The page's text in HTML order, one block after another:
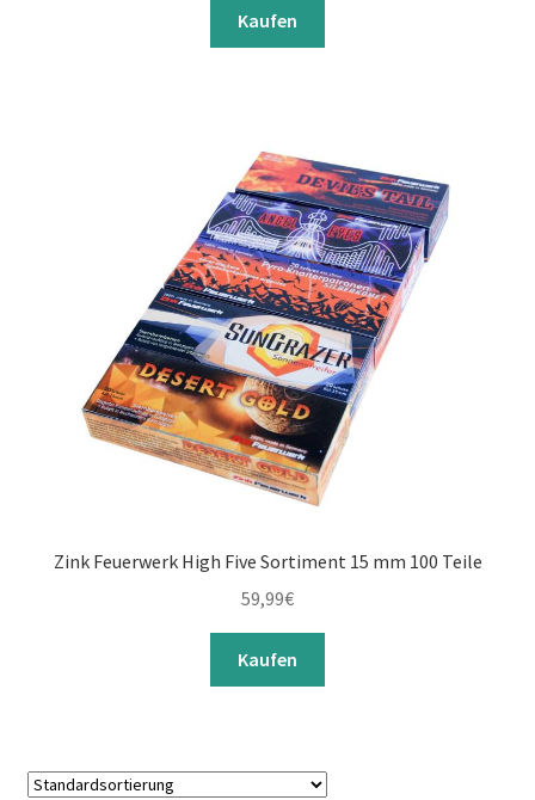
Kaufen
Zink Feuerwerk High Five Sortiment 15 mm 100 Teile
59,99€
Kaufen